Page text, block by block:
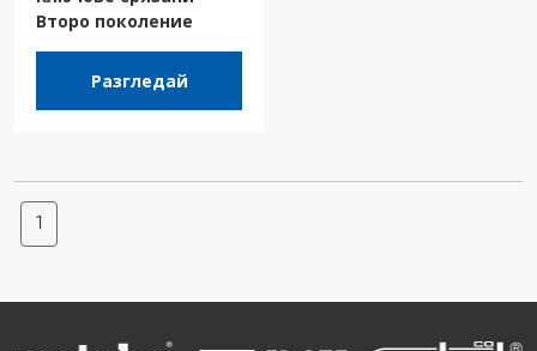
Второ поколение
Разгледай
1